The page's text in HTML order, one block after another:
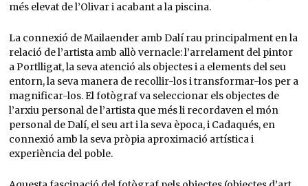
més elevat de l’Olivar i acabant a la piscina.
La connexió de Mailaender amb Dalí rau principalment en la
relació de l’artista amb allò vernacle: l’arrelament del pintor
a Portlligat, la seva atenció als objectes i a elements del seu
entorn, la seva manera de recollir-los i transformar-los per a
magnificar-los. El fotògraf va seleccionar els objectes de
l’arxiu personal de l’artista que més li recordaven el món
personal de Dalí, el seu art i la seva època, i Cadaqués, en
connexió amb la seva pròpia aproximació artística i
experiència del poble.